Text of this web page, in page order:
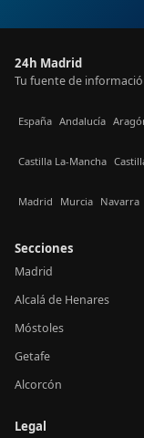
24h Madrid
Tu fuente de
España Andalucía
Castilla La-Mancha
Madrid Murcia Navarra
Secciones
Madrid
Alcalá de Henares
Móstoles
Getafe
Alcorcón
Legal